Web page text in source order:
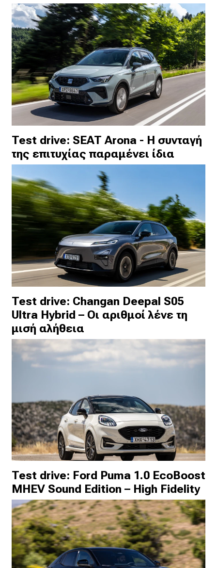
Test drive: SEAT Arona - Η συνταγή
της επιτυχίας παραμένει ίδια
Test drive: Changan Deepal S05
Ultra Hybrid – Οι αριθμοί λένε τη
μισή αλήθεια
Test drive: Ford Puma 1.0 EcoBoost
MHEV Sound Edition – High Fidelity